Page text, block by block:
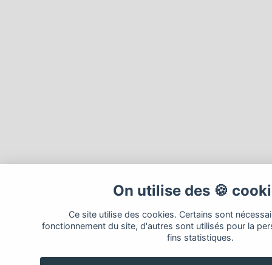
On utilise des 🍪
Ce site utilise des cookies. Certains sont
fonctionnement du site, d'autres sont utilisés pour la
fins statistiques.